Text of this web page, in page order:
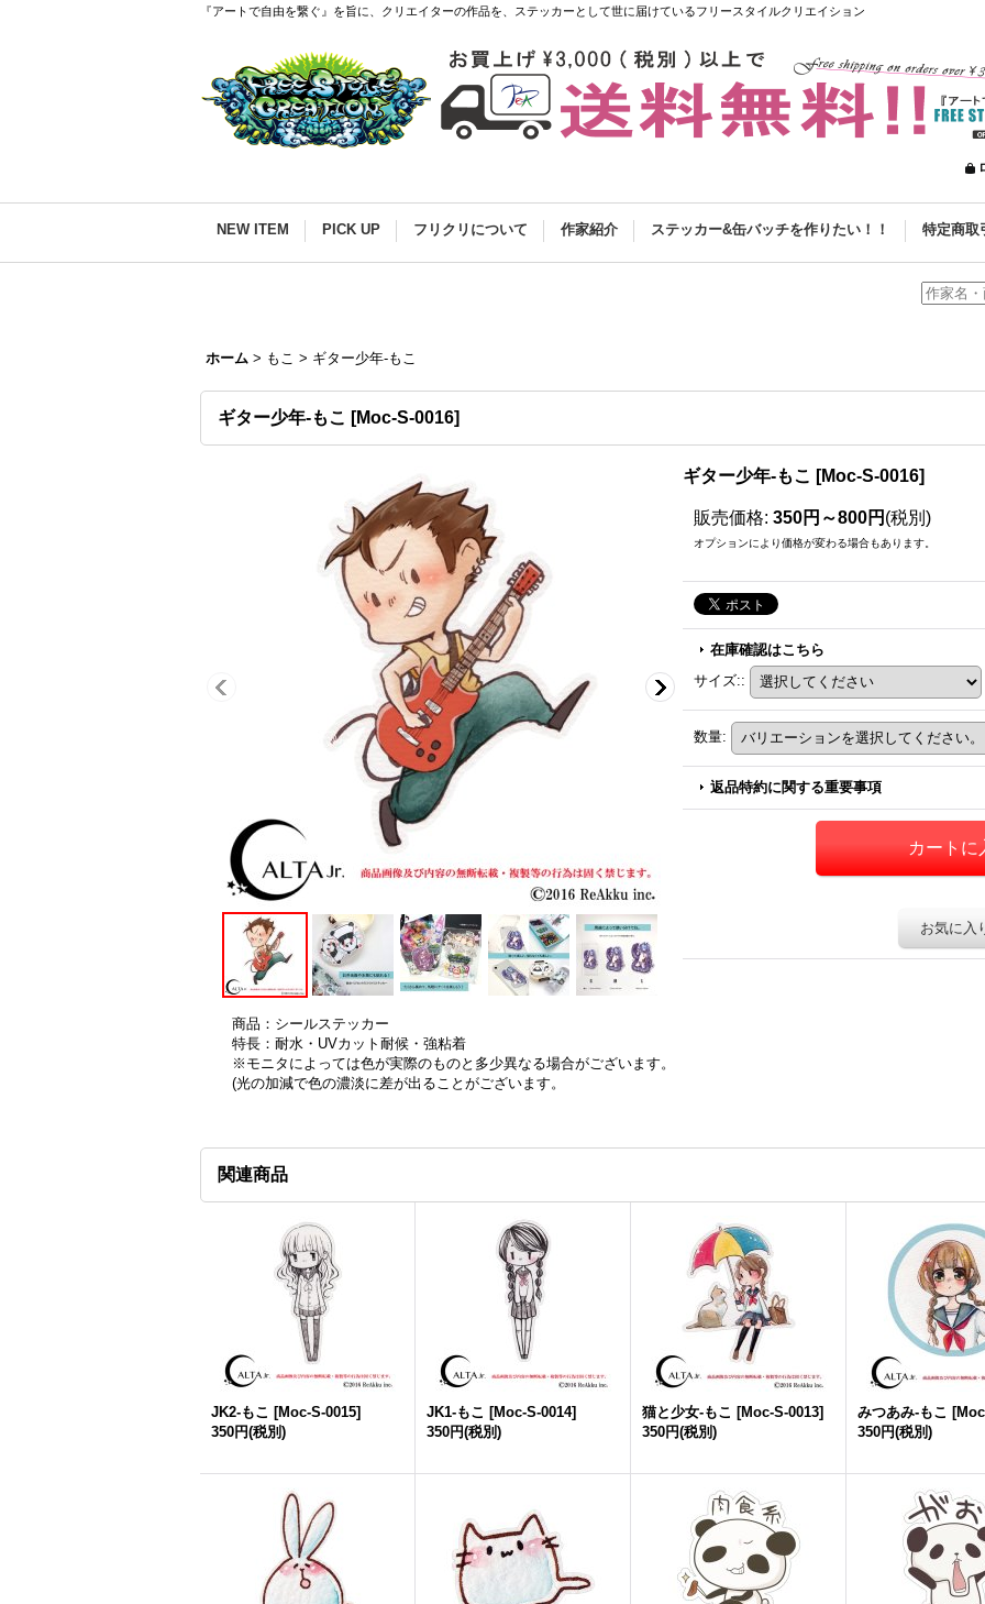
『アートで自由を繋ぐ』を旨に、クリエイターの作品を、ステッカーとして世に届けているフリースタイルクリエイション
NEW ITEM PICK UP フリクリについて 作家紹介 ステッカー&缶バッチを作りたい！！ 特定商取
ホーム > もこ > ギター少年-もこ
ギター少年-もこ [Moc-S-0016]
ギター少年-もこ [Moc-S-0016]
販売価格: 350円～800円 (税別)
オプションにより価格が変わる場合もあります。
在庫確認はこちら
サイズ::
数量:
返品特約に関する重要事項
お気に入
商品：シールステッカー
特長：耐水・UVカット耐候・強粘着
※モニタによっては色が実際のものと多少異なる場合がございます。
(光の加減で色の濃淡に差が出ることがございます。
関連商品
JK2-もこ [Moc-S-0015]
350円(税別)
JK1-もこ [Moc-S-0014]
350円(税別)
猫と少女-もこ [Moc-S-0013]
350円(税別)
みつあみ-もこ [
350円(税別)